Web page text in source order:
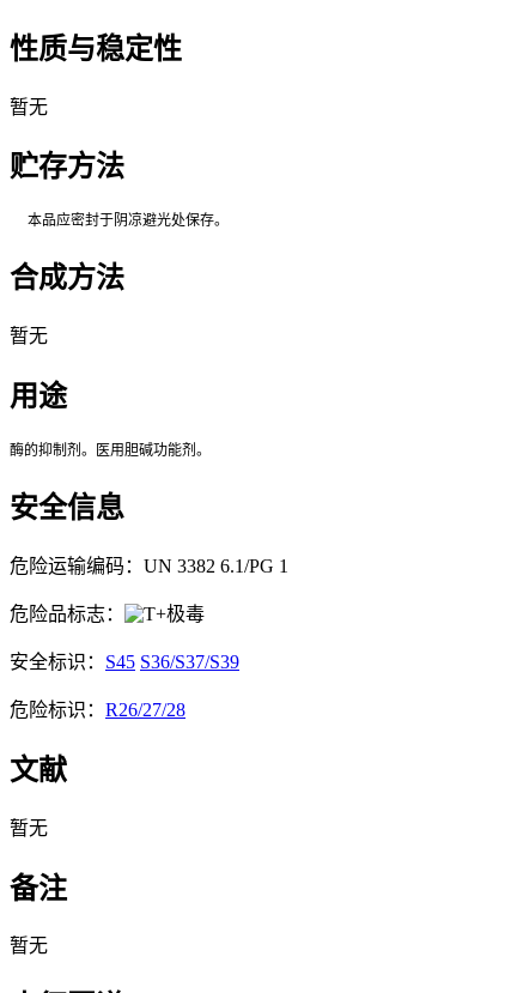
性质与稳定性
暂无
贮存方法
本品应密封于阴凉避光处保存。
合成方法
暂无
用途
酶的抑制剂。医用胆碱功能剂。
安全信息
危险运输编码：UN 3382 6.1/PG 1
危险品标志： 极毒
安全标识： S45 S36/S37/S39
危险标识： R26/27/28
文献
暂无
备注
暂无